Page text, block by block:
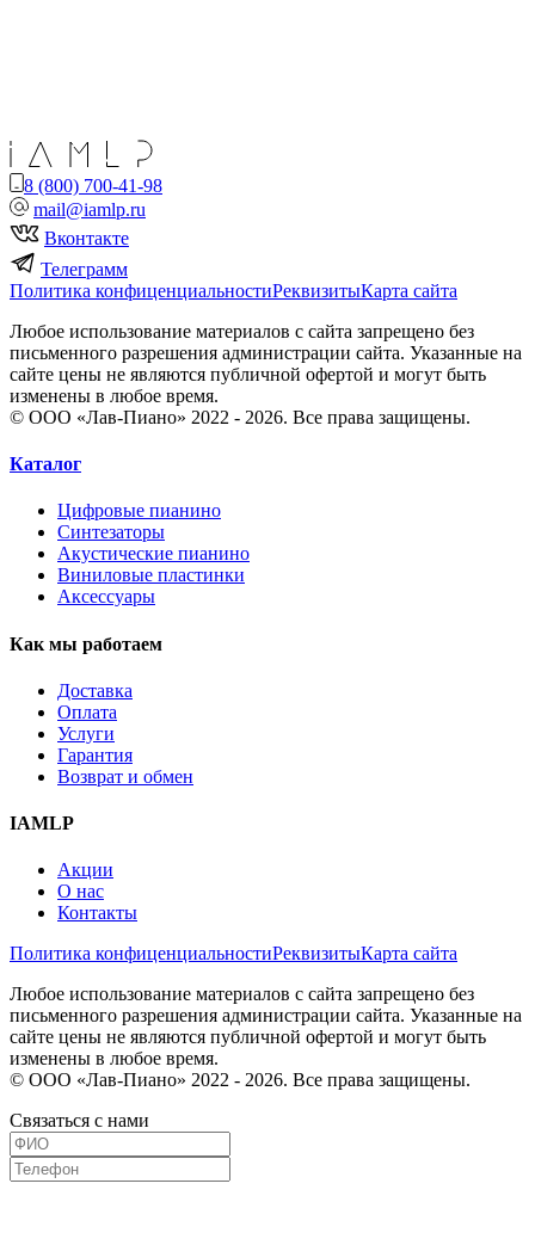
8 (800) 700-41-98
mail@iamlp.ru
Вконтакте
Телеграмм
Политика конфиценциальностиРеквизитыКарта сайта
Любое использование материалов с сайта запрещено без
письменного разрешения администрации сайта. Указанные на
сайте цены не являются публичной офертой и могут быть
изменены в любое время.
© ООО «Лав-Пиано» 2022 - 2026. Все права защищены.
Каталог
Цифровые пианино
Синтезаторы
Акустические пианино
Виниловые пластинки
Аксессуары
Как мы работаем
Доставка
Оплата
Услуги
Гарантия
Возврат и обмен
IAMLP
Акции
О нас
Контакты
Политика конфиценциальностиРеквизитыКарта сайта
Любое использование материалов с сайта запрещено без
письменного разрешения администрации сайта. Указанные на
сайте цены не являются публичной офертой и могут быть
изменены в любое время.
© ООО «Лав-Пиано» 2022 - 2026. Все права защищены.
Связаться с нами